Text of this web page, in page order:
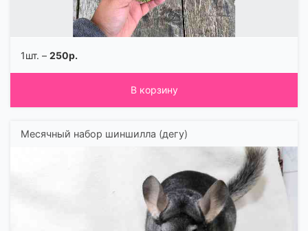
1шт. – 250р.
В корзину
Месячный набор шиншилла (дегу)